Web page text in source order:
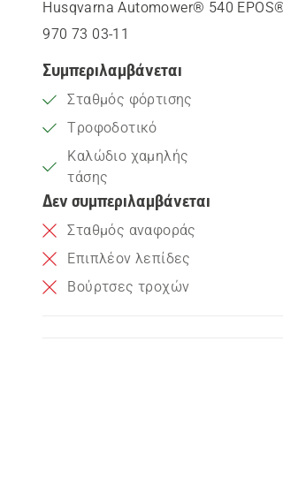
Husqvarna Automower® 540
970 73 03‑11
Συμπεριλαμβάνεται
Σταθμός φόρτισης
Τροφοδοτικό
Καλώδιο χαμηλής
τάσης
Δεν συμπεριλαμβάνεται
Σταθμός αναφοράς
Επιπλέον λεπίδες
Βούρτσες τροχών